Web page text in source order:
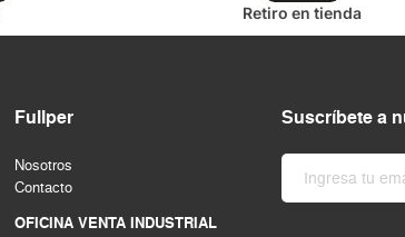
Retiro en tienda
Fullper
Nosotros
Contacto
OFICINA VENTA INDUSTRIAL
Suscríbete a